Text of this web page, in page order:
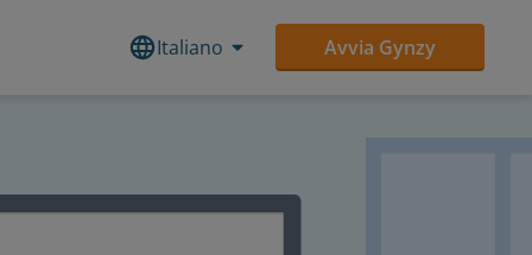
Italiano Avvia Gynzy